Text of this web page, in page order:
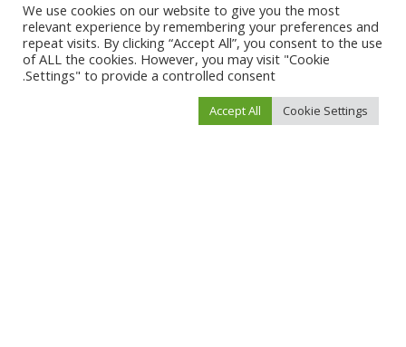
We use cookies on our website to give you the most
relevant experience by remembering your preferences and
repeat visits. By clicking “Accept All”, you consent to the use
of ALL the cookies. However, you may visit "Cookie
Settings" to provide a controlled consent.
Cookie Settings
Accept All